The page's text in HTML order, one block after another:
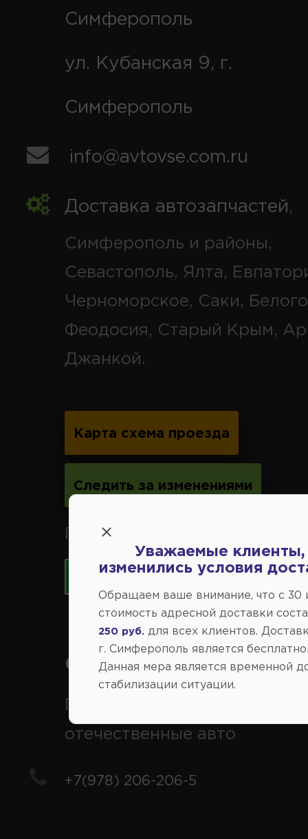
Симферополь
ул. Кубанская 9, г.
Симферополь
info@avtovse.com.ru
Доставка автозапчастей,
Симферополь и районы,
Севастополь, Ялта,
Черноморское, Саки,
Феодосия, Старый Крым,
Джанкой.
Карта схема проезда
Следить за изменениями
Принимаем к оплате карты
Справочный центр:
отечественные авто
+7(978) 206-206-5
Уважаемые клиенты,
изменились условия
Обращаем ваше внимание, что c 30
стоимость адресной доставки
250 руб.
для всех клиентов.
г. Симферополь является
Данная мера является временной
стабилизации ситуации.